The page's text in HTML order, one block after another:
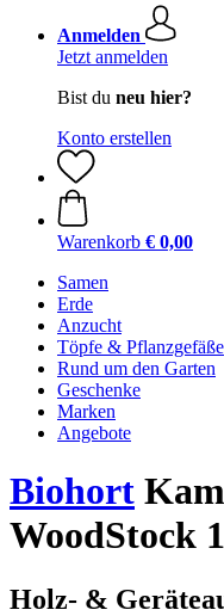
Anmelden
Jetzt anmelden
Bist du neu hier?
Konto erstellen
Warenkorb € 0,00
Samen
Erde
Anzucht
Töpfe & Pflanzgefäße
Rund um den Garten
Geschenke
Marken
Angebote
Biohort
WoodStock
Holz- &